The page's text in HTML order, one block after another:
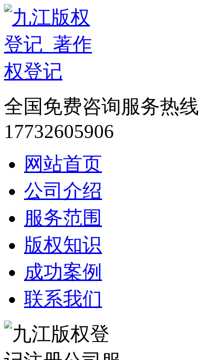
全国免费咨询服务热线
17732605906
网站首页
公司介绍
服务范围
版权知识
成功案例
联系我们